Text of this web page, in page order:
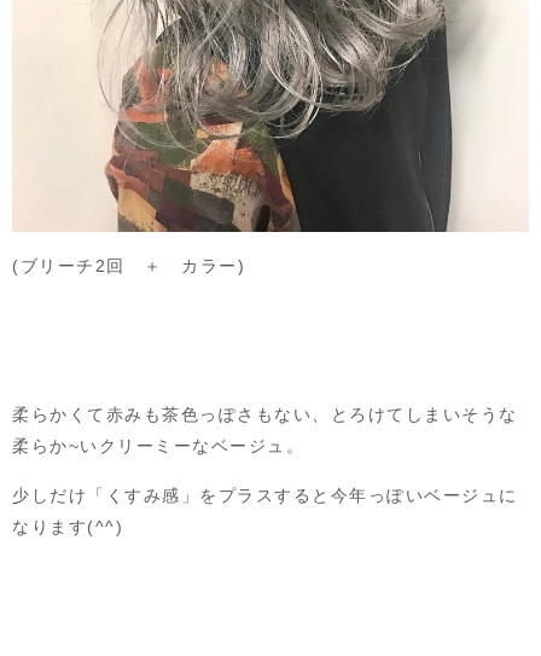
(ブリーチ2回 ＋ カラー)
柔らかくて赤みも茶色っぽさもない、とろけてしまいそうな
柔らか~いクリーミーなベージュ。
少しだけ「くすみ感」をプラスすると今年っぽいベージュに
なります(^^)